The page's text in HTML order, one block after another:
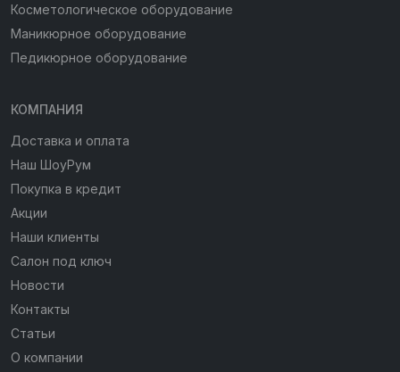
Косметологическое оборудование
Маникюрное оборудование
Педикюрное оборудование
КОМПАНИЯ
Доставка и оплата
Наш ШоуРум
Покупка в кредит
Акции
Наши клиенты
Салон под ключ
Новости
Контакты
Статьи
О компании